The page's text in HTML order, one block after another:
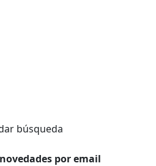
búsqueda
por email